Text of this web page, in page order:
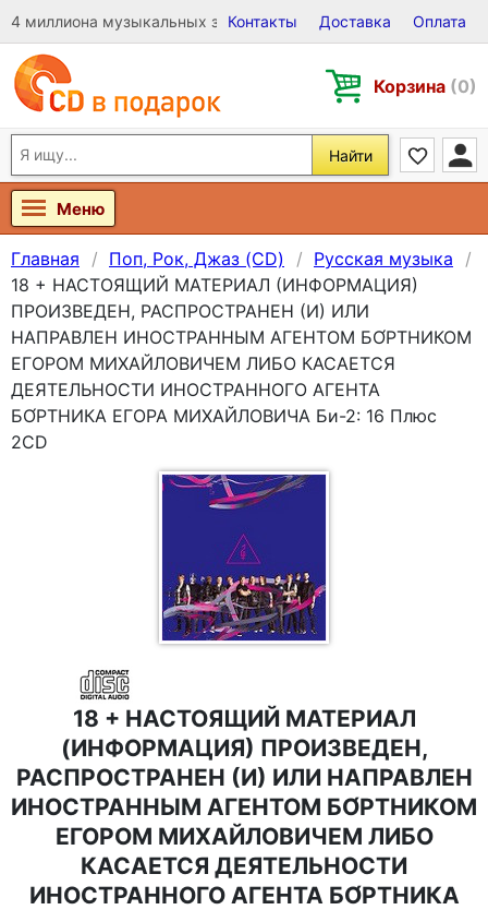
4 миллиона музыкальных записей на Виниле, CD и DVD
Контакты Доставка Оплата
Корзина (0)
Найти
Меню
Главная Поп, Рок, Джаз (CD)
Русская музыка
18 + НАСТОЯЩИЙ МАТЕРИАЛ (ИНФОРМАЦИЯ)
ПРОИЗВЕДЕН, РАСПРОСТРАНЕН (И) ИЛИ
НАПРАВЛЕН ИНОСТРАННЫМ АГЕНТОМ БО́РТНИКОМ
ЕГОРОМ МИХАЙЛОВИЧЕМ ЛИБО КАСАЕТСЯ
ДЕЯТЕЛЬНОСТИ ИНОСТРАННОГО АГЕНТА
БО́РТНИКА ЕГОРА МИХАЙЛОВИЧА Би-2: 16 Плюс
2CD
18 + НАСТОЯЩИЙ МАТЕРИАЛ
(ИНФОРМАЦИЯ) ПРОИЗВЕДЕН,
РАСПРОСТРАНЕН (И) ИЛИ НАПРАВЛЕН
ИНОСТРАННЫМ АГЕНТОМ БО́РТНИКОМ
ЕГОРОМ МИХАЙЛОВИЧЕМ ЛИБО
КАСАЕТСЯ ДЕЯТЕЛЬНОСТИ
ИНОСТРАННОГО АГЕНТА БО́РТНИКА